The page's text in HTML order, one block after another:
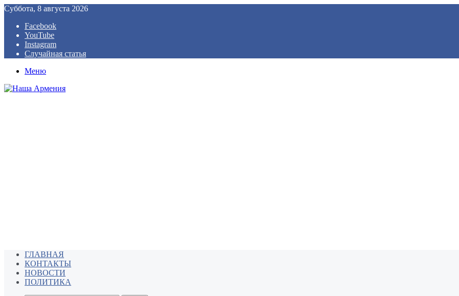
Суббота, 8 августа 2026
Facebook
YouTube
Instagram
Случайная статья
Меню
ГЛАВНАЯ
КОНТАКТЫ
НОВОСТИ
ПОЛИТИКА